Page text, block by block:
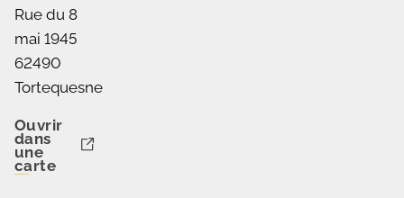
Rue du 8
mai 1945
62490
Tortequesne
Ouvrir
dans
une
carte